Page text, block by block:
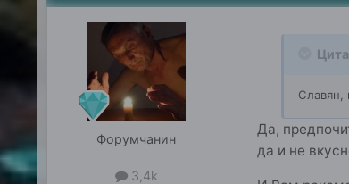
Форумчанин
3,4k
Славян,
Да,
да и не